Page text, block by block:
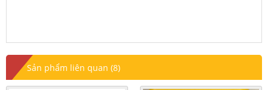
Sản phẩm liên quan (8)